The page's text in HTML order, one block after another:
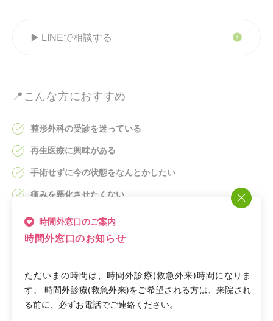
▶️ LINEで相談する
📍こんな方におすすめ
整形外科の受診を迷っている
再生医療に興味がある
手術せずに今の状態をなんとかしたい
痛みを悪化させたくない
悩んだその時が、治療を始めるタイミング
まずは一言、「膝」と送ってください😊
時間外窓口のご案内
時間外窓口のお知らせ
ただいまの時間は、時間外診療(救急外来)時間になりま
す。 時間外診療(救急外来)をご希望される方は、来院され
る前に、必ずお電話でご連絡ください。